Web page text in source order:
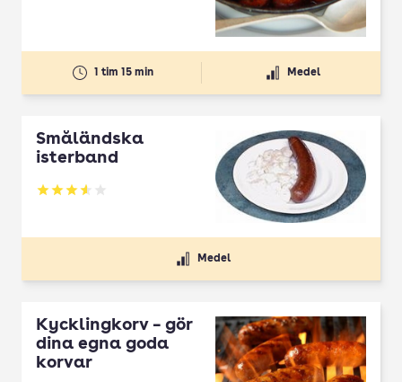
1 tim 15 min Medel
Småländska
isterband
Betyg: 3.61 av 5
Medel
Kycklingkorv – gör
dina egna goda
korvar